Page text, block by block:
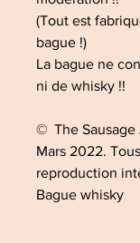
(Tout est
bague !)
La bague ne
ni de whisky !!
© The Sausage
Mars 2022.
reproduction
Bague whisky